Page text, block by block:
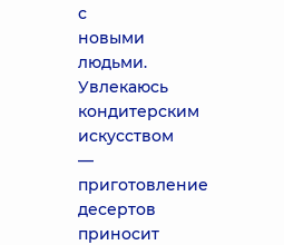
с
новыми
людьми.
Увлекаюсь
кондитерским
искусством
—
приготовление
десертов
приносит